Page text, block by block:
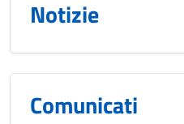
Notizie
Comunicati